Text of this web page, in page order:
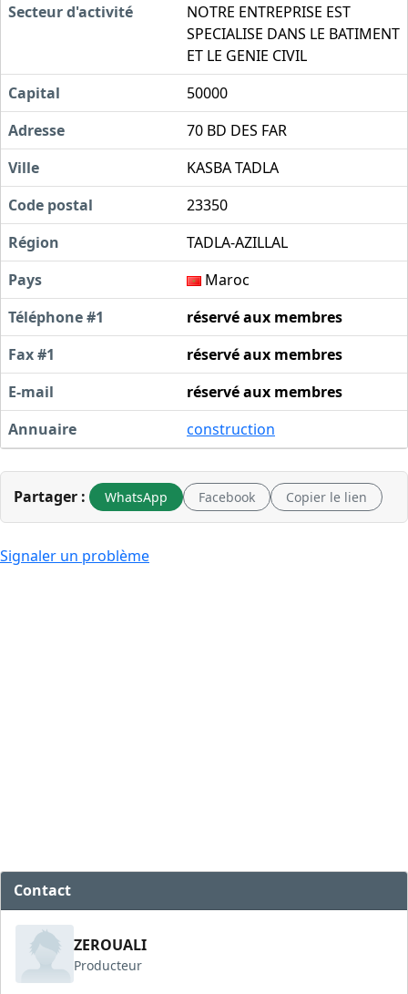
Secteur d'activité
NOTRE ENTREPRISE EST
SPECIALISE DANS LE BATIMENT
ET LE GENIE CIVIL
Capital
50000
Adresse
70 BD DES FAR
Ville
KASBA TADLA
Code postal
23350
Région
TADLA-AZILLAL
Pays
Maroc
Téléphone #1
réservé aux membres
Fax #1
réservé aux membres
E-mail
réservé aux membres
Annuaire
construction
Partager : WhatsApp Facebook Copier le lien
Signaler un problème
Contact
ZEROUALI
Producteur